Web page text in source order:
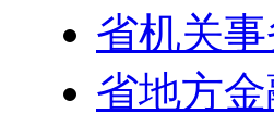
省机关
省地方